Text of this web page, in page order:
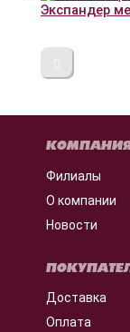
Экспандер
Филиалы
О компании
Новости
Доставка
Оплата